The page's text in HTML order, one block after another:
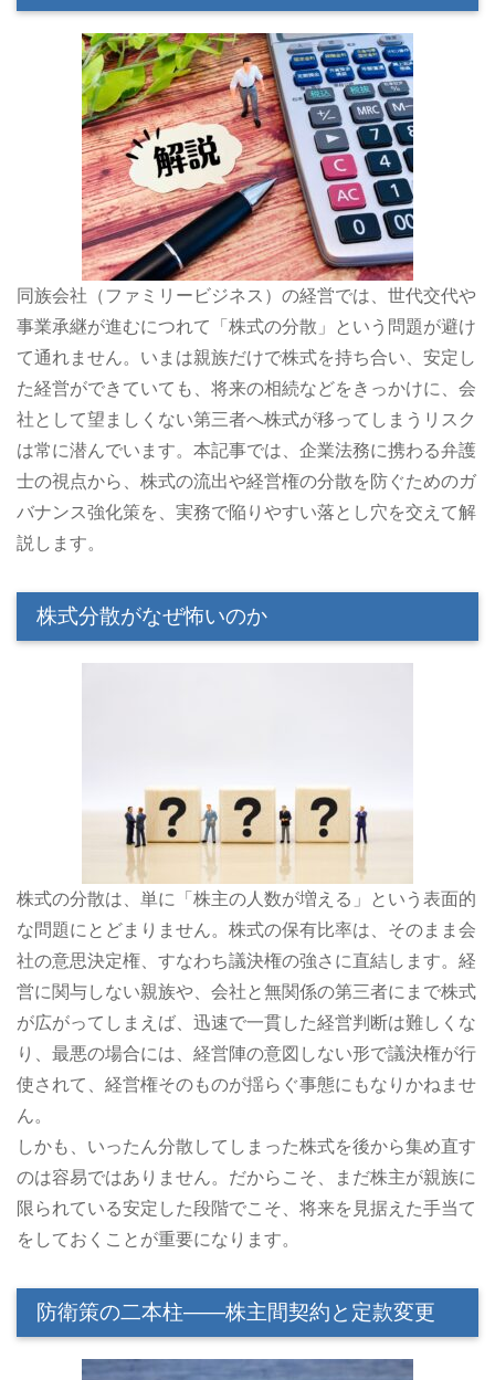
同族会社（ファミリービジネス）の経営では、世代交代や
事業承継が進むにつれて「株式の分散」という問題が避け
て通れません。いまは親族だけで株式を持ち合い、安定し
た経営ができていても、将来の相続などをきっかけに、会
社として望ましくない第三者へ株式が移ってしまうリスク
は常に潜んでいます。本記事では、企業法務に携わる弁護
士の視点から、株式の流出や経営権の分散を防ぐためのガ
バナンス強化策を、実務で陥りやすい落とし穴を交えて解
説します。
株式分散がなぜ怖いのか
株式の分散は、単に「株主の人数が増える」という表面的
な問題にとどまりません。株式の保有比率は、そのまま会
社の意思決定権、すなわち議決権の強さに直結します。経
営に関与しない親族や、会社と無関係の第三者にまで株式
が広がってしまえば、迅速で一貫した経営判断は難しくな
り、最悪の場合には、経営陣の意図しない形で議決権が行
使されて、経営権そのものが揺らぐ事態にもなりかねませ
ん。
しかも、いったん分散してしまった株式を後から集め直す
のは容易ではありません。だからこそ、まだ株主が親族に
限られている安定した段階でこそ、将来を見据えた手当て
をしておくことが重要になります。
防衛策の二本柱――株主間契約と定款変更